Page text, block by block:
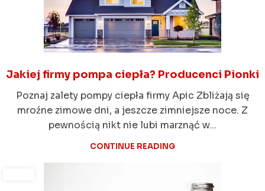
Jakiej firmy pompa ciepła? Producenci Pionki
Poznaj zalety pompy ciepła firmy Apic Zbliżają się
mroźne zimowe dni, a jeszcze zimniejsze noce. Z
pewnością nikt nie lubi marznąć w...
CONTINUE READING